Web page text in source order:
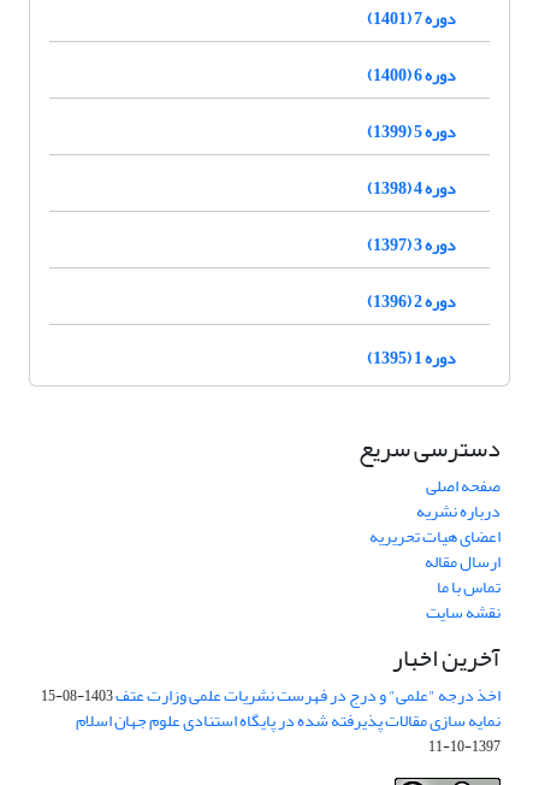
دوره 7 (1401)
دوره 6 (1400)
دوره 5 (1399)
دوره 4 (1398)
دوره 3 (1397)
دوره 2 (1396)
دوره 1 (1395)
دسترسی سریع
صفحه اصلی
درباره نشریه
اعضای هیات تحریریه
ارسال مقاله
تماس با ما
نقشه سایت
آخرین اخبار
اخذ درجه "علمی" و درج در فهرست نشریات علمی وزارت عتف1403-08-15
نمایه سازی مقالات پذیرفته شده در پایگاه استنادی علوم جهان اسلام
1397-10-11